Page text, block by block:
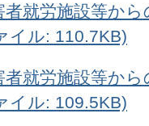
者就労施設等か
イル: 110.7KB)
者就労施設等か
イル: 109.5KB)